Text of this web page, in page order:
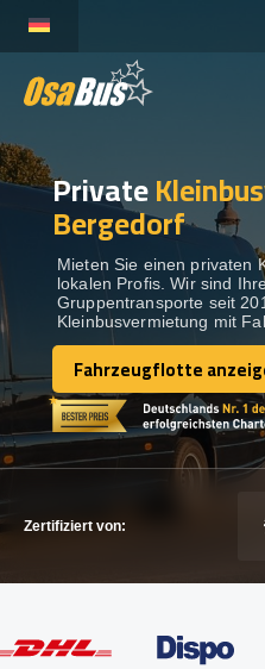
content
BUSVERMIETUNG
REISEZIELE
FLOTTE
KONTAKTIEREN SIE
KONTAKTIEREN SIE
Private
Bergedorf
Mieten Sie einen privaten
lokalen Profis. Wir sind
Gruppentransporte seit
Kleinbusvermietung mit
Fahrzeugflotte
Fahrzeugflotte
Zertifiziert von: